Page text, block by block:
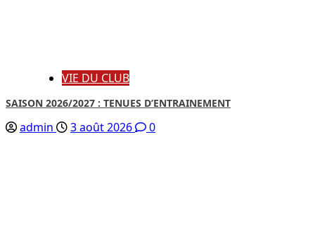
VIE DU CLUB
SAISON 2026/2027 : TENUES D’ENTRAINEMENT
admin 3 août 2026 0